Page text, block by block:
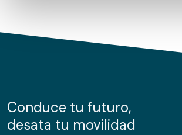
de cookies.
información sobre el uso que haga del
nuestros partners de redes sociales,
Conduce tu futuro,
desata tu movilidad